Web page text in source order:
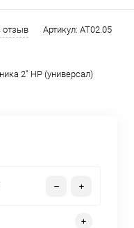
отзыв Артикул: AT02.05
2" НР (универсал)